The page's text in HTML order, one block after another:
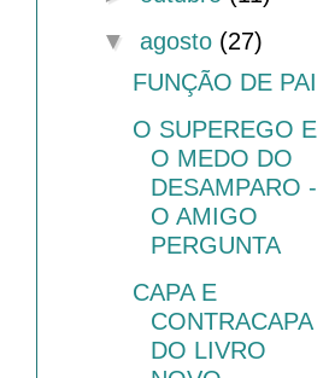
▼ agosto (27)
FUNÇÃO DE PAI
O SUPEREGO E
O MEDO DO
DESAMPARO -
O AMIGO
PERGUNTA
CAPA E
CONTRACAPA
DO LIVRO